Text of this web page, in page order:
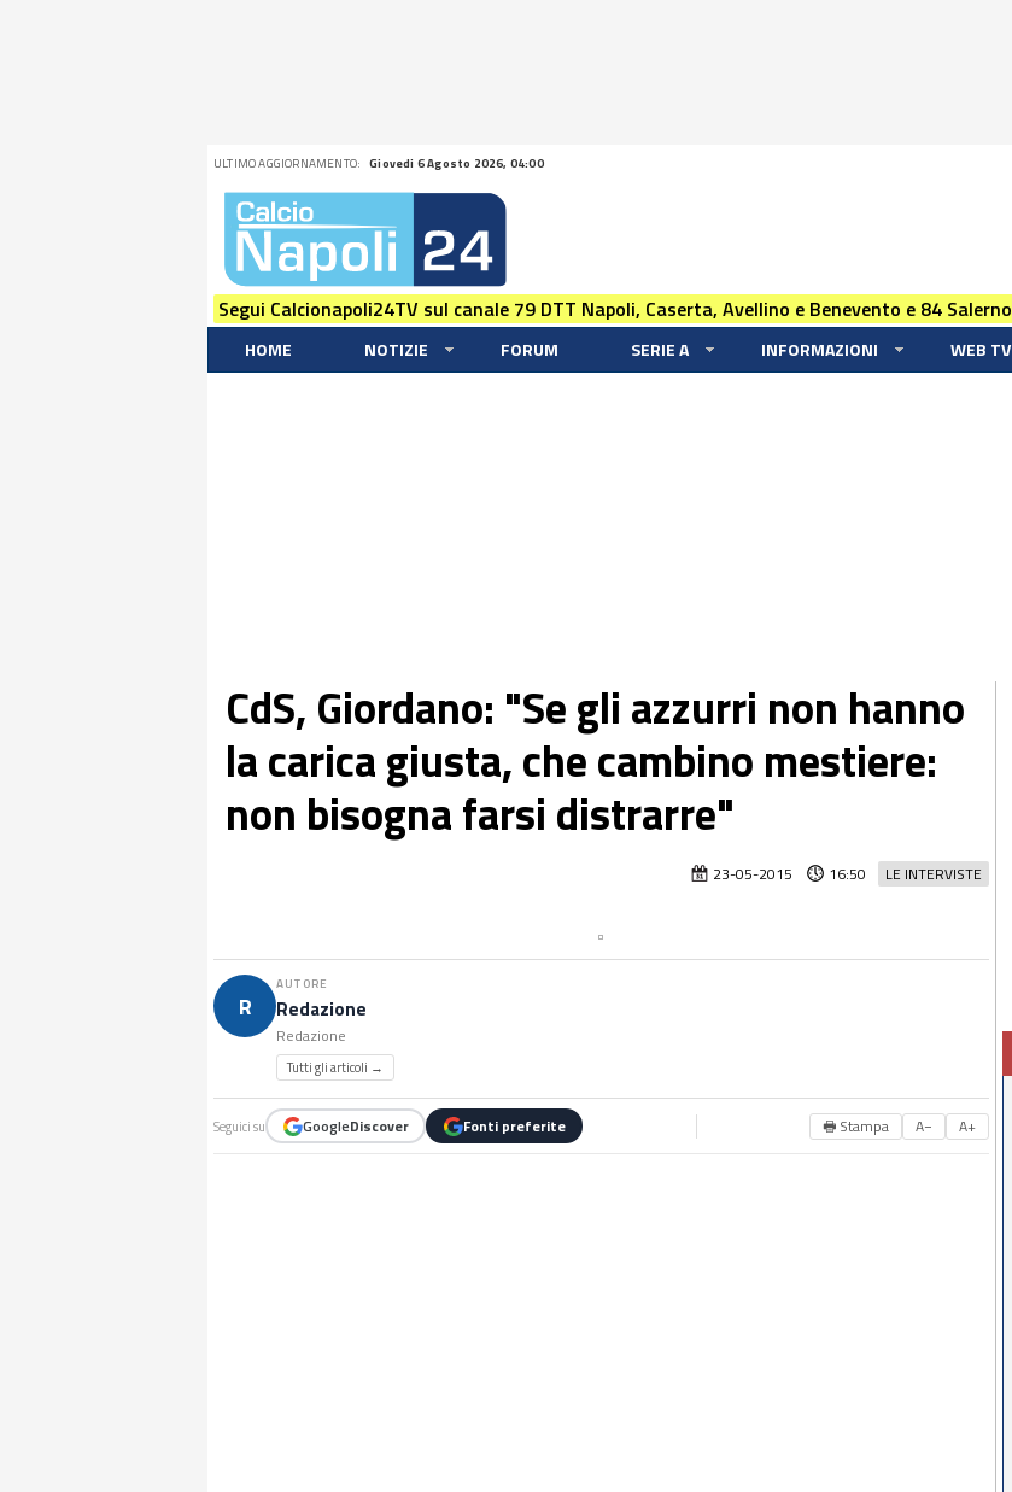
ULTIMO AGGIORNAMENTO: Giovedi 6 Agosto 2026, 04:00
Segui Calcionapoli24TV sul canale 79 DTT Napoli, Caserta, Avellino e Benevento e 84 Salerno
HOME NOTIZIE FORUM SERIE A INFORMAZIONI WEB TV
CdS, Giordano: "Se gli azzurri non hanno
la carica giusta, che cambino mestiere:
non bisogna farsi distrarre"
LE INTERVISTE
23-05-2015 16:50
R
AUTORE
Redazione
Redazione
Tutti gli articoli →
Seguici su GoogleDiscover Fonti preferite 🖶 Stampa A− A+